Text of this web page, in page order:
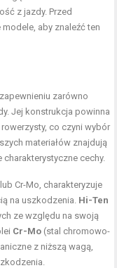
z jazdy. Przed
aby znaleźć ten
zarówno
Jej konstrukcja powinna
co czyni wybór
materiałów znajdują
charakterystyczne cechy.
Cr-Mo, charakteryzuje
na uszkodzenia. Hi-Ten
ze względu na swoją
Cr-Mo (stal chromowo-
z niższą wagą,